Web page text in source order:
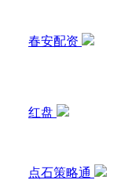
春安配资
红盘
点石策略通